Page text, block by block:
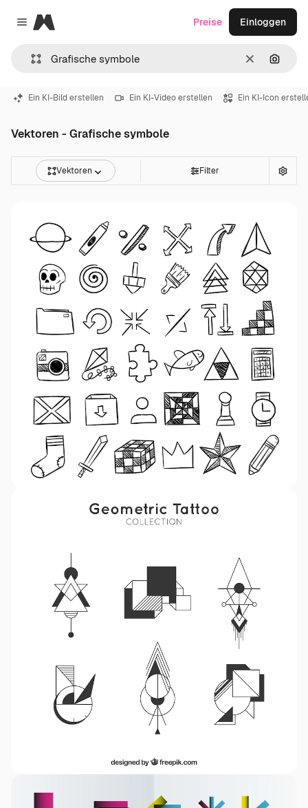
Close menu
Magnific
LöschenNach
Preise Einloggen
Ein KI-Bild erstellen Ein KI-Video erstellen Ein KI-Icon
Vektoren - Grafische symbole
Vektoren Filter